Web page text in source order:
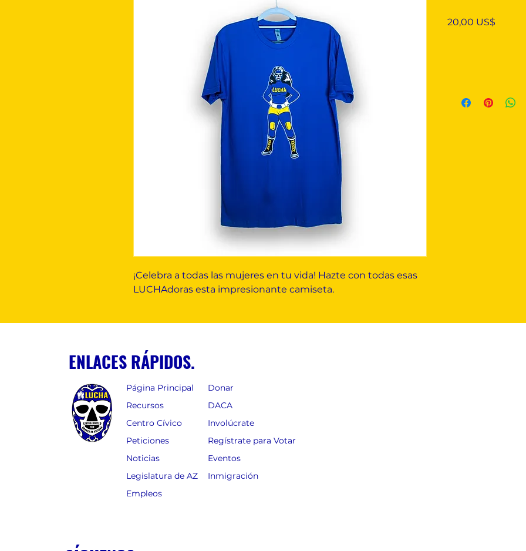
¡Celebra a todas las mujeres en tu vida! Hazte con todas esas
LUCHAdoras esta impresionante camiseta.
20,00 US$
ENLACES RÁPIDOS.
Página Principal
Recursos
Centro Cívico
Peticiones
Noticias
Legislatura de AZ
Empleos
Donar
DACA
Involúcrate
Regístrate para Votar
Eventos
Inmigración